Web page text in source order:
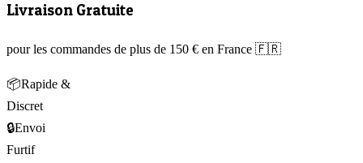
Livraison Gratuite
pour les commandes de plus de 150 € en France 🇫🇷
📦Rapide &
Discret
🔒Envoi
Furtif